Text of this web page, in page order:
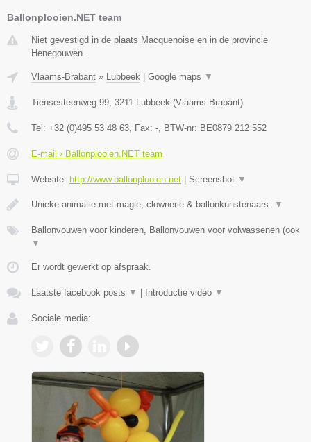
Ballonplooien.NET team
Niet gevestigd in de plaats Macquenoise en in de provincie
Henegouwen.
Vlaams-Brabant » Lubbeek Google maps ▼
Tiensesteenweg 99, 3211 Lubbeek (Vlaams-Brabant)
Tel: +32 (0)495 53 48 63, Fax: -, BTW-nr: BE0879 212 552
E-mail › Ballonplooien.NET team
Website: http://www.ballonplooien.net Screenshot ▼
Unieke animatie met magie, clownerie & ballonkunstenaars. ▼
Ballonvouwen voor kinderen, Ballonvouwen voor volwassenen (ook
▼
Er wordt gewerkt op afspraak.
Laatste facebook posts ▼ Introductie video ▼
Sociale media: